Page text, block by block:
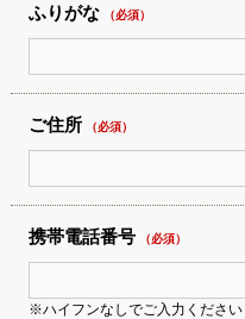
ふりがな（必須）
ご住所（必須）
携帯電話番号（必須）
※ハイフンなしでご入力くださ